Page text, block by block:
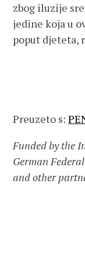
zbog iluzije
jedine koja u
poput djeteta,
Preuzeto s:
Funded by the
German
and other